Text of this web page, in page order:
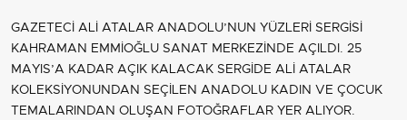
GAZETECİ ALİ ATALAR ANADOLU’NUN YÜZLERİ SERGİSİ
KAHRAMAN EMMİOĞLU SANAT MERKEZİNDE AÇILDI. 25
MAYIS’A KADAR AÇIK KALACAK SERGİDE ALİ ATALAR
KOLEKSİYONUNDAN SEÇİLEN ANADOLU KADIN VE ÇOCUK
TEMALARINDAN OLUŞAN FOTOĞRAFLAR YER ALIYOR.